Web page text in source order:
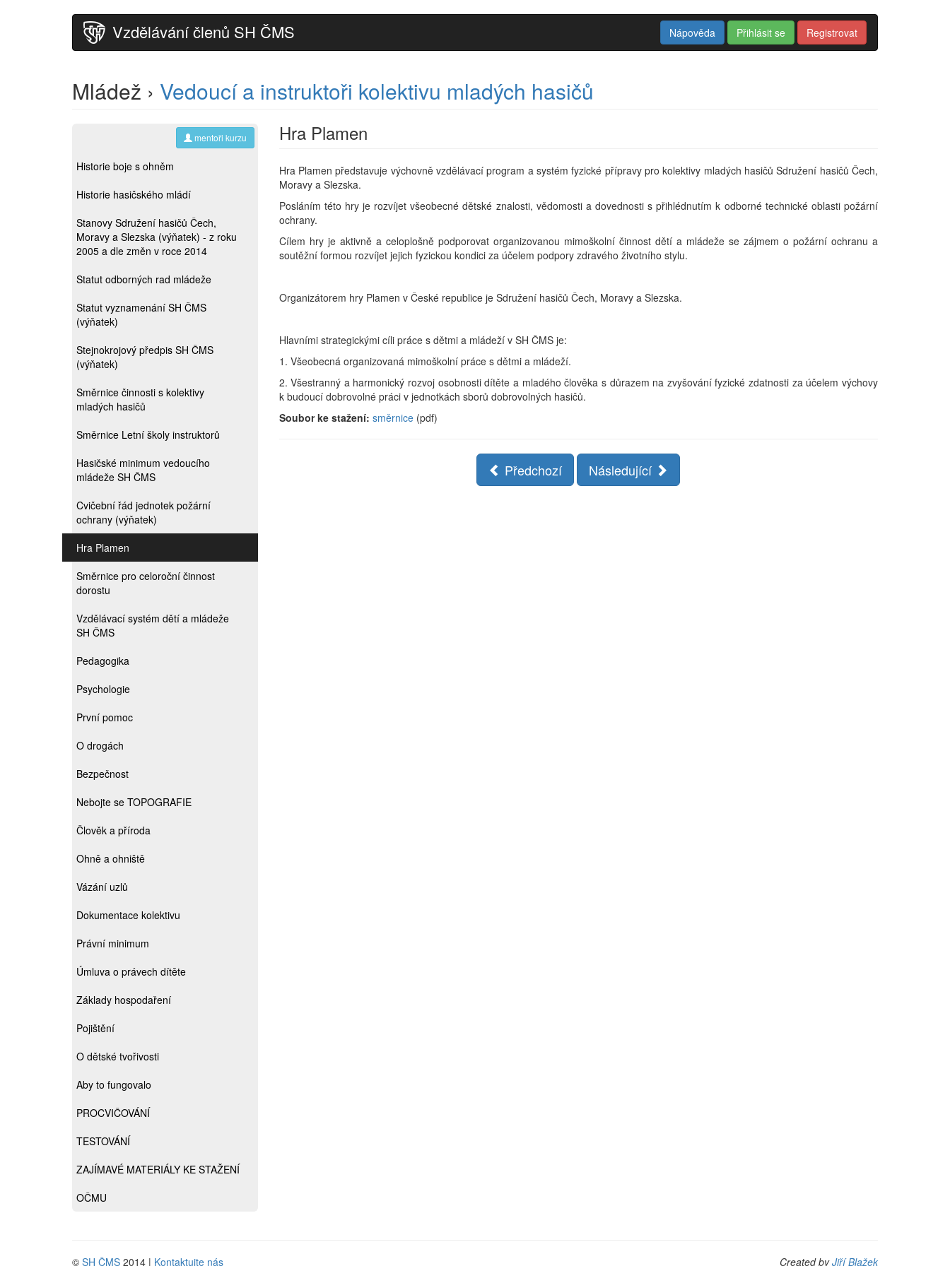
Vzdělávání členů SH ČMS Nápověda Přihlásit se Registrovat
Mládež › Vedoucí a instruktoři kolektivu mladých hasičů
mentoři kurzu
Historie boje s ohněm
Historie hasičského mládí
Stanovy Sdružení hasičů Čech,
Moravy a Slezska (výňatek) - z roku
2005 a dle změn v roce 2014
Statut odborných rad mládeže
Statut vyznamenání SH ČMS
(výňatek)
Stejnokrojový předpis SH ČMS
(výňatek)
Směrnice činnosti s kolektivy
mladých hasičů
Směrnice Letní školy instruktorů
Hasičské minimum vedoucího
mládeže SH ČMS
Cvičební řád jednotek požární
ochrany (výňatek)
Hra Plamen
Směrnice pro celoroční činnost
dorostu
Vzdělávací systém dětí a mládeže
SH ČMS
Pedagogika
Psychologie
První pomoc
O drogách
Bezpečnost
Nebojte se TOPOGRAFIE
Člověk a příroda
Ohně a ohniště
Vázání uzlů
Dokumentace kolektivu
Právní minimum
Úmluva o právech dítěte
Základy hospodaření
Pojištění
O dětské tvořivosti
Aby to fungovalo
PROCVIČOVÁNÍ
TESTOVÁNÍ
ZAJÍMAVÉ MATERIÁLY KE STAŽENÍ
OČMU
Hra Plamen
Hra Plamen představuje výchovně vzdělávací program a systém fyzické přípravy pro kolektivy mladých hasičů Sdružení hasičů Čech,
Moravy a Slezska.
Posláním této hry je rozvíjet všeobecné dětské znalosti, vědomosti a dovednosti s přihlédnutím k odborné technické oblasti požární
ochrany.
Cílem hry je aktivně a celoplošně podporovat organizovanou mimoškolní činnost dětí a mládeže se zájmem o požární ochranu a
soutěžní formou rozvíjet jejich fyzickou kondici za účelem podpory zdravého životního stylu.
Organizátorem hry Plamen v České republice je Sdružení hasičů Čech, Moravy a Slezska.
Hlavními strategickými cíli práce s dětmi a mládeží v SH ČMS je:
1. Všeobecná organizovaná mimoškolní práce s dětmi a mládeží.
2. Všestranný a harmonický rozvoj osobnosti dítěte a mladého člověka s důrazem na zvyšování fyzické zdatnosti za účelem výchovy
k budoucí dobrovolné práci v jednotkách sborů dobrovolných hasičů.
Soubor ke stažení: směrnice(pdf)
Předchozí Následující
© SH ČMS 2014 | Kontaktujte nás Created byJiří Blažek